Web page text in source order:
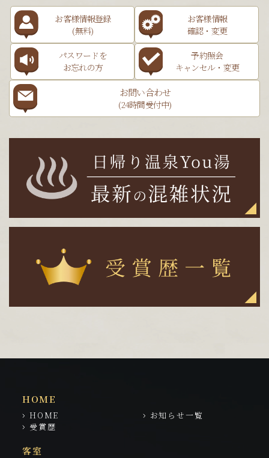
お客様情報登録
(無料)
お客様情報
確認・変更
パスワードを
お忘れの方
予約照会
キャンセル・変更
お問い合わせ
(24時間受付中)
HOME
HOME
お知らせ一覧
受賞歴
客室